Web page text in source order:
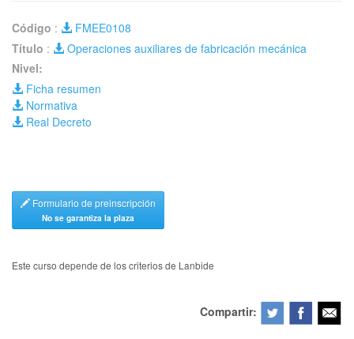
Código :
FMEE0108
Título :
Operaciones auxiliares de fabricación mecánica
Nivel:
Ficha resumen
Normativa
Real Decreto
Formulario de preinscripción
No se garantiza la plaza
Este curso depende de los criterios de Lanbide
Compartir: